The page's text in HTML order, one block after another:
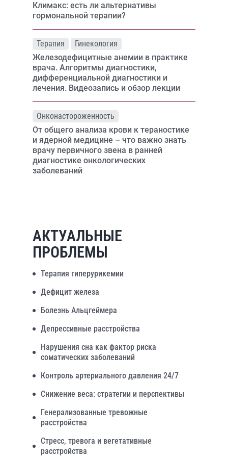
Климакс: есть ли альтернативы
гормональной терапии?
Терапия
Гинекология
Железодефицитные анемии в практике
врача. Алгоритмы диагностики,
дифференциальной диагностики и
лечения. Видеозапись и обзор лекции
Онконастороженность
От общего анализа крови к тераностике
и ядерной медицине – что важно знать
врачу первичного звена в ранней
диагностике онкологических
заболеваний
АКТУАЛЬНЫЕ
ПРОБЛЕМЫ
Терапия гиперурикемии
Дефицит железа
Болезнь Альцгеймера
Депрессивные расстройства
Нарушения сна как фактор риска
соматических заболеваний
Контроль артериального давления 24/7
Снижение веса: стратегии и перспективы
Генерализованные тревожные
расстройства
Стресс, тревога и вегетативные
расстройства